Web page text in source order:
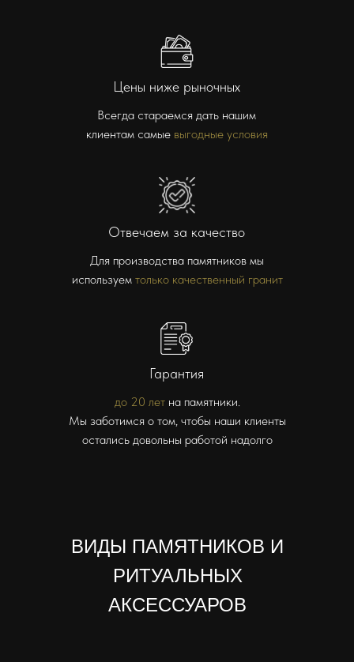
Гарантия
Отвечаем за качество
до 20 летна памятники.
Мы заботимся о том, чтобы наши клиенты
остались довольны работой надолго
Для производства памятников мы
используем только качественный гранит
Всегда стараемся дать нашим
клиентам самые выгодные условия
Цены ниже рыночных
ВИДЫ ПАМЯТНИКОВ И
РИТУАЛЬНЫХ
АКСЕССУАРОВ